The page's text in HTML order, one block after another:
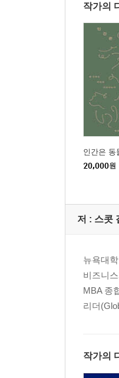
작가의
인간은 동
20,000원
저 : 스콧
뉴욕대
비즈니
MBA 종
리더
작가의